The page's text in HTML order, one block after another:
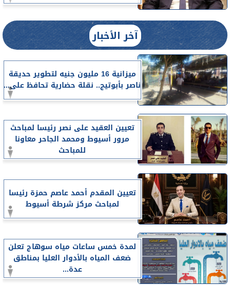
آخر الأخبار
ميزانية 16 مليون جنيه لتطوير حديقة
ناصر بأبوتيج.. نقلة حضارية تحافظ على...
تعيين العقيد على نصر رئيسا لمباحث
مرور أسيوط ومحمد الجاحر معاونا
للمباحث
تعيين المقدم أحمد عاصم حمزة رئيسا
لمباحث مركز شرطة أسيوط
لمدة خمس ساعات مياه سوهاج تعلن
ضعف المياه بالأدوار العليا بمناطق
عدة...